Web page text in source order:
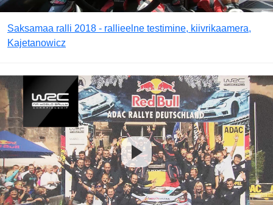
Saksamaa ralli 2018 - rallieelne testimine, kiivrikaamera,
Kajetanowicz